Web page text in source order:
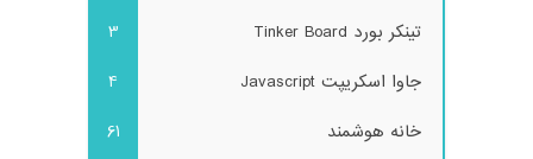
تینکر بورد Tinker Board
3
جاوا اسکریپت Javascript
4
خانه هوشمند
61